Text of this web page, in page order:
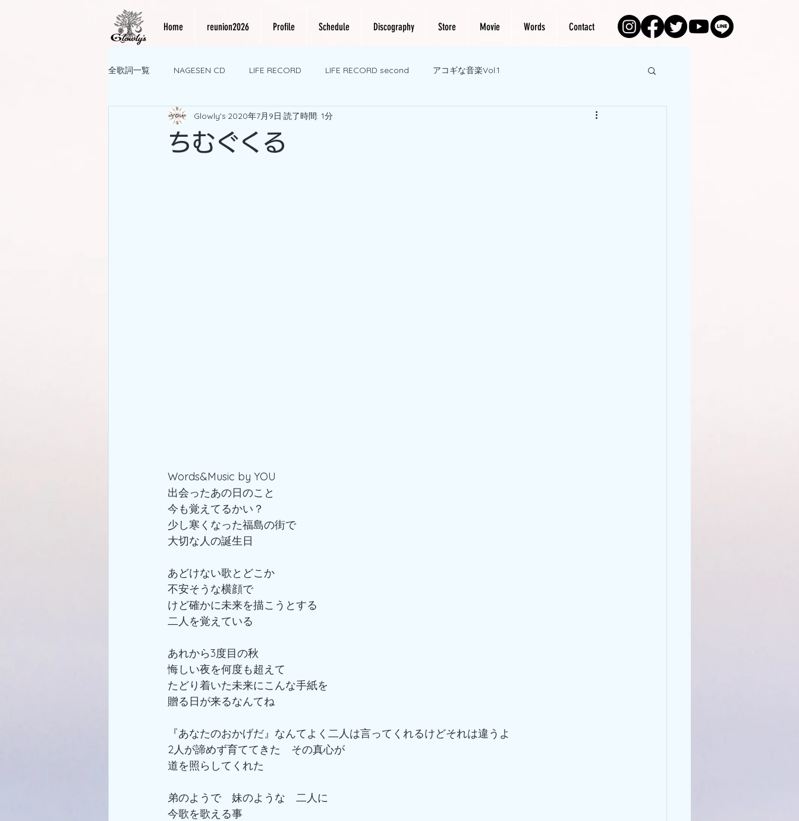
Home reunion2026 Profile Schedule Discography Store Movie Words Contact
全歌詞一覧 NAGESEN CD LIFE RECORD LIFE RECORD second アコギな音楽Vol.1
ちむぐくる
Glowly's 2020年7月9日 読了時間: 1分
Words&Music by YOU
出会ったあの日のこと
今も覚えてるかい？
少し寒くなった福島の街で
大切な人の誕生日
あどけない歌とどこか
不安そうな横顔で
けど確かに未来を描こうとする
二人を覚えている
あれから3度目の秋
悔しい夜を何度も超えて
たどり着いた未来にこんな手紙を
贈る日が来るなんてね
『あなたのおかげだ』なんてよく二人は言ってくれるけどそれは違うよ
2人が諦めず育ててきた　その真心が
道を照らしてくれた
弟のようで　妹のような　二人に
今歌を歌える事